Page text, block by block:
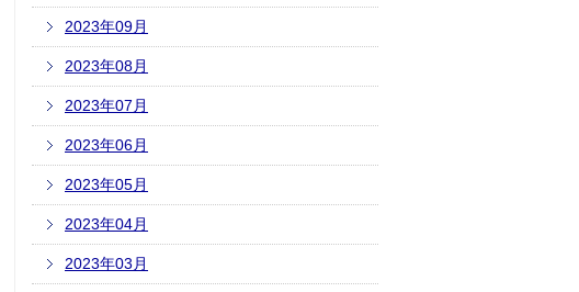
2023年09月
2023年08月
2023年07月
2023年06月
2023年05月
2023年04月
2023年03月